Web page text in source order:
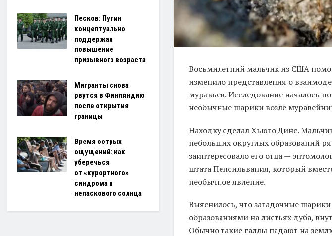
Восьмилетний мальчик из США
изменило представления о
муравьев. Исследование началось
необычные шарики возле
Находку сделал Хьюго Динс.
небольших округлых образований
заинтересовало его отца —
штата Пенсильвания, который
необычное явление.
Выяснилось, что загадочные
образованиями на листьях дуба,
Обычно такие галлы падают на
Песков: Путин
концептуально
поддержал
повышение
призывного возраста
Мигранты снова
рвутся в Финляндию
после открытия
границы
Время острых
ощущений: как
уберечься
от «курортного»
синдрома и
неласкового солнца